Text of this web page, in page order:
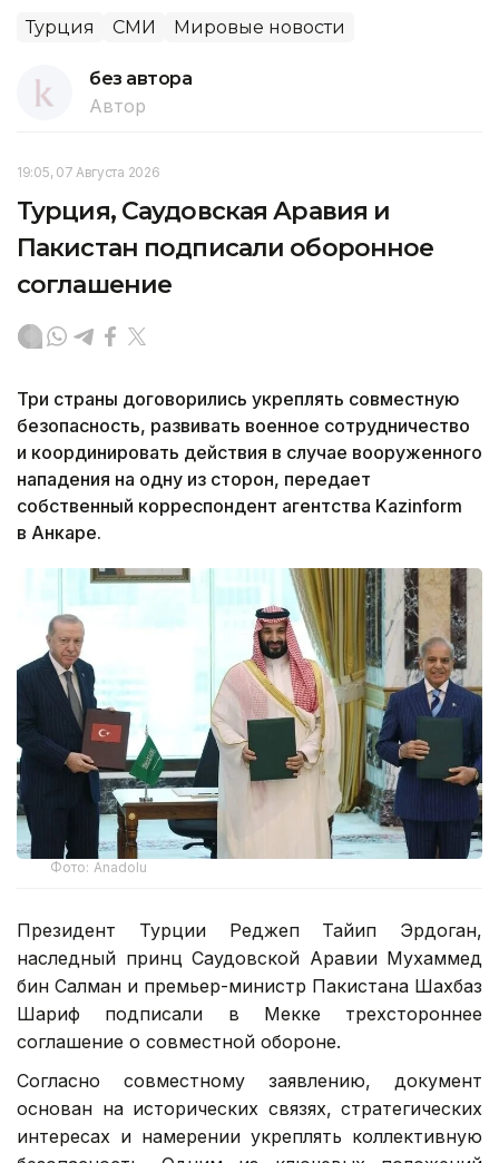
Турция СМИ Мировые новости
без автора
Автор
19:05, 07 Августа 2026
Турция, Саудовская Аравия и
Пакистан подписали оборонное
соглашение
Три страны договорились укреплять совместную
безопасность, развивать военное сотрудничество
и координировать действия в случае вооруженного
нападения на одну из сторон, передает
собственный корреспондент агентства Kazinform
в Анкаре.
Фото: Anadolu
Президент Турции Реджеп Тайип Эрдоган,
наследный принц Саудовской Аравии Мухаммед
бин Салман и премьер-министр Пакистана Шахбаз
Шариф подписали в Мекке трехстороннее
соглашение о совместной обороне.
Согласно совместному заявлению, документ
основан на исторических связях, стратегических
интересах и намерении укреплять коллективную